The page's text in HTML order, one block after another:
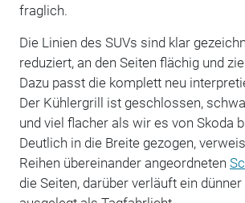
fraglich.
Die Linien des SUVs sind klar
reduziert, an den Seiten flächig und
Dazu passt die komplett neu
Der Kühlergrill ist geschlossen,
und viel flacher als wir es von Skoda
Deutlich in die Breite gezogen,
Reihen übereinander angeordneten
die Seiten, darüber verläuft ein